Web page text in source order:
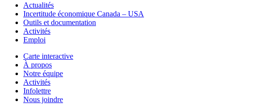
Actualités
Incertitude économique Canada – USA
Outils et documentation
Activités
Emploi
Carte interactive
À propos
Notre équipe
Activités
Infolettre
Nous joindre